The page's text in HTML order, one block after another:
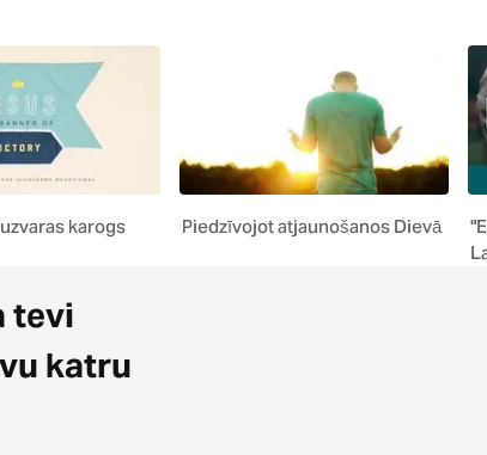
karogs Piedzīvojot atjaunošanos Dievā
tevi
katru